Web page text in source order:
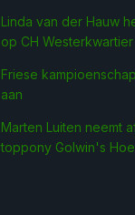
Linda van der Hauw
op CH Westerkwartier
Friese
aan
Marten Luiten neemt
toppony Golwin's